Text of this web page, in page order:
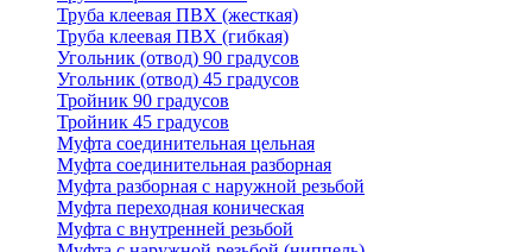
Труба клеевая ПВХ (жесткая)
Труба клеевая ПВХ (гибкая)
Угольник (отвод) 90 градусов
Угольник (отвод) 45 градусов
Тройник 90 градусов
Тройник 45 градусов
Муфта соединительная цельная
Муфта соединительная разборная
Муфта разборная с наружной резьбой
Муфта переходная коническая
Муфта с внутренней резьбой